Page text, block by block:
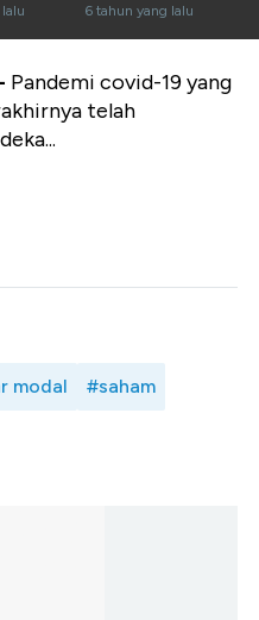
6 tahun yang lalu
Pandemi covid-19 yang
telah
modal #saham